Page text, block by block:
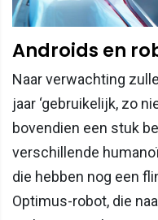
Androids en
Naar verwachting
jaar ‘gebruikelijk, zo
bovendien een stuk
verschillende
die hebben nog een
Optimus-robot, die